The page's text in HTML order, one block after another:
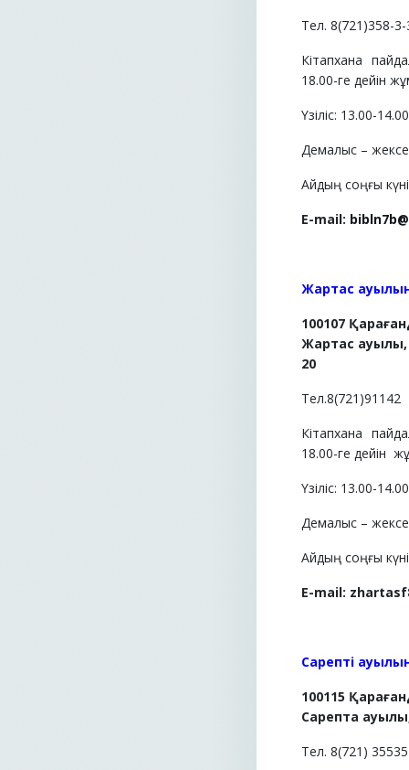
Тел. 8(721)358-
Кітапхана
18.00-ге дейін
Үзіліс: 13.00-14.00
Демалыс –
Айдың соңғы күні
E-mail:
Жартас
100107
Жартас ауылы,
20
Тел.8(721)91142
Кітапхана
18.00-ге дейін
Үзіліс: 13.00-14.00
Демалыс –
Айдың соңғы күні
E-mail:
Сарепті
100115
Сарепта
Тел. 8(721)